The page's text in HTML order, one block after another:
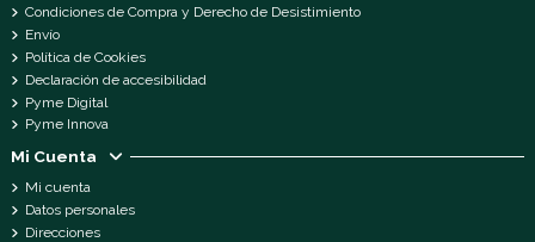
Condiciones de Compra y Derecho de Desistimiento
Envío
Política de Cookies
Declaración de accesibilidad
Pyme Digital
Pyme Innova
Mi Cuenta
Mi cuenta
Datos personales
Direcciones